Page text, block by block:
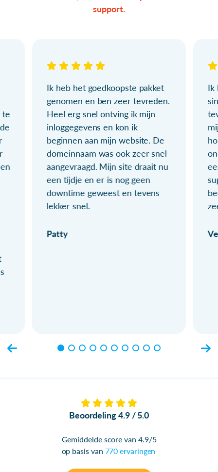
support.
te
Ik heb het goedkoopste pakket
genomen en ben zeer tevreden.
Heel erg snel ontving ik mijn
inloggegevens en kon ik
beginnen aan mijn website. De
domeinnaam was ook zeer snel
aangevraagd. Mijn site draait nu
een tijdje en er is nog geen
downtime geweest en tevens
lekker snel.
Patty
Ik
Beoordeling 4.9 / 5.0
Gemiddelde score van 4.9/5
op basis van 770 ervaringen